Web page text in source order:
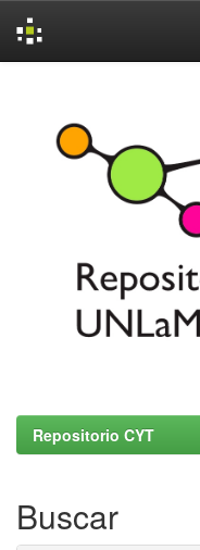
Repositorio CYT
Buscar